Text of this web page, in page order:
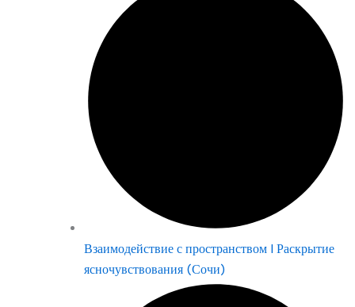
Взаимодействие с пространством | Раскрытие
ясночувствования (Сочи)